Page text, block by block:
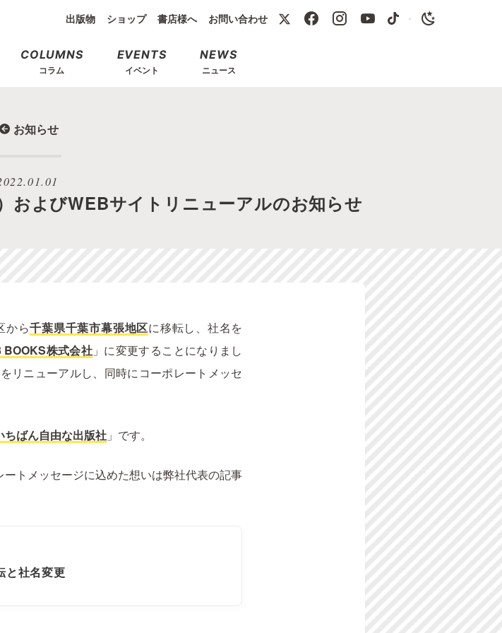
出版物 ショップ 書店様へ お問い合わせ ・
COLUMNS
コラム
EVENTS
イベント
NEWS
ニュース
お知らせ
およびWEBサイトリニューアルのお知らせ
から千葉県千葉市幕張地区に移転し、社名を
BOOKS株式会社 」に変更することになりまし
リニューアルし、同時にコーポレートメッセ
ちばん自由な出版社」です。
トメッセージに込めた想いは弊社代表の記事
と社名変更